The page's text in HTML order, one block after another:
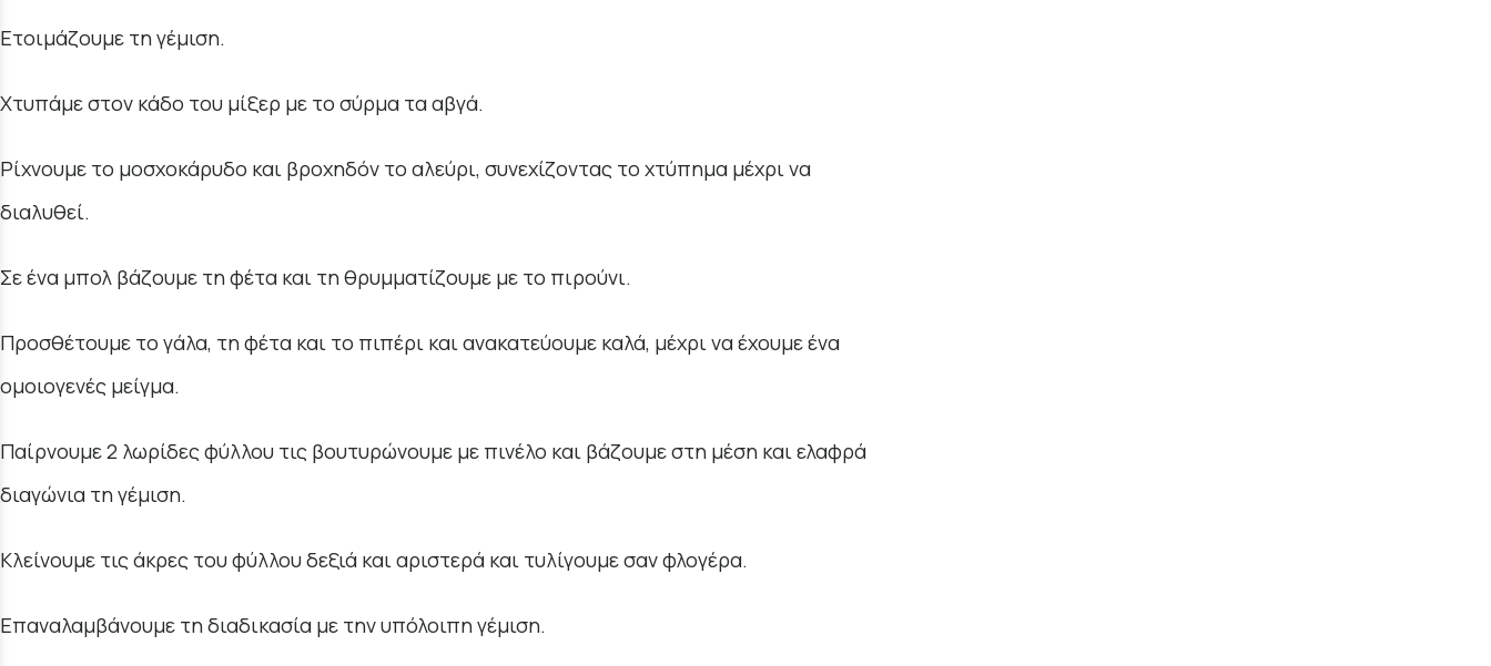
Ετοιμάζουμε τη γέμιση.
Χτυπάμε στον κάδο του μίξερ με το σύρμα τα αβγά.
Ρίχνουμε το μοσχοκάρυδο και βροχηδόν το αλεύρι, συνεχίζοντας το χτύπημα μέχρι να
διαλυθεί.
Σε ένα μπολ βάζουμε τη φέτα και τη θρυμματίζουμε με το πιρούνι.
Προσθέτουμε το γάλα, τη φέτα και το πιπέρι και ανακατεύουμε καλά, μέχρι να έχουμε ένα
ομοιογενές μείγμα.
Παίρνουμε 2 λωρίδες φύλλου τις βουτυρώνουμε με πινέλο και βάζουμε στη μέση και ελαφρά
διαγώνια τη γέμιση.
Κλείνουμε τις άκρες του φύλλου δεξιά και αριστερά και τυλίγουμε σαν φλογέρα.
Επαναλαμβάνουμε τη διαδικασία με την υπόλοιπη γέμιση.